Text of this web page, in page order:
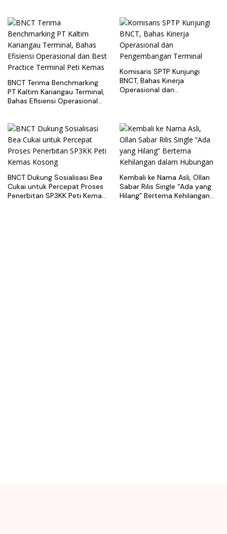
BNCT Terima Benchmarking
PT Kaltim Kariangau Terminal,
Bahas Efisiensi Operasional
Komisaris SPTP Kunjungi
BNCT, Bahas Kinerja
Operasional dan
BNCT Dukung Sosialisasi Bea
Cukai untuk Percepat Proses
Penerbitan SP3KK Peti Kemas
Kembali ke Nama Asli, Ollan
Sabar Rilis Single “Ada yang
Hilang” Bertema Kehilangan